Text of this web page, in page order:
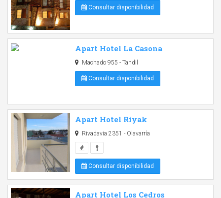
Consultar disponibilidad
Apart Hotel La Casona
Machado 955 - Tandil
Consultar disponibilidad
Apart Hotel Riyak
Rivadavia 2351 - Olavarría
Consultar disponibilidad
Apart Hotel Los Cedros